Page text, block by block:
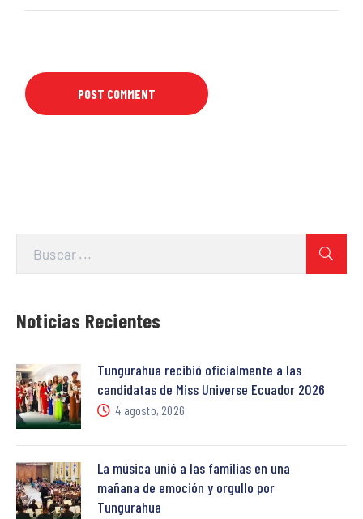
Noticias Recientes
Tungurahua recibió oficialmente a las
candidatas de Miss Universe Ecuador 2026
4 agosto, 2026
La música unió a las familias en una
mañana de emoción y orgullo por
Tungurahua